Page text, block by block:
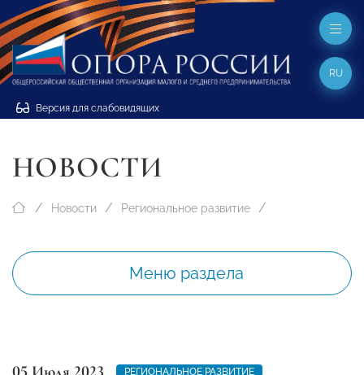
Версия для слабовидящих
RU
НОВОСТИ
Новости Региональное развитие
Меню раздела
РЕГИОНАЛЬНОЕ РАЗВИТИЕ